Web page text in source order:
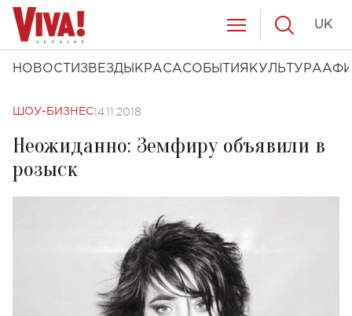
НОВОСТИ ЗВЕЗДЫ КРАСАСОБЫТИЯ КУЛЬТУРА
UK
ШОУ-БИЗНЕС14.11.2018
Неожиданно: Земфиру объявили в
розыск